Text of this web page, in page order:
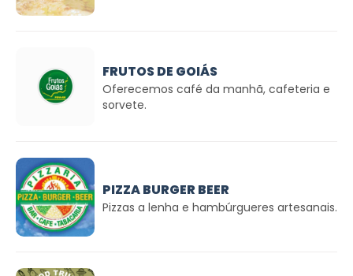
FRUTOS DE GOIÁS
Oferecemos café da manhã, cafeteria e
sorvete.
PIZZA BURGER BEER
Pizzas a lenha e hambúrgueres artesanais.